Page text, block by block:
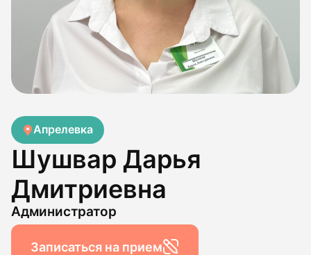
Апрелевка
Шушвар Дарья
Дмитриевна
Администратор
Записаться на прием